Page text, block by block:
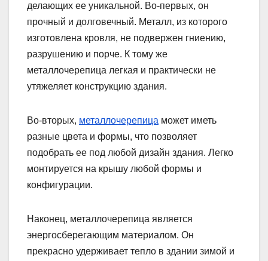
делающих ее уникальной. Во-первых, он
прочный и долговечный. Металл, из которого
изготовлена ​​кровля, не подвержен гниению,
разрушению и порче. К тому же
металлочерепица легкая и практически не
утяжеляет конструкцию здания.
Во-вторых, металлочерепица может иметь
разные цвета и формы, что позволяет
подобрать ее под любой дизайн здания. Легко
монтируется на крышу любой формы и
конфигурации.
Наконец, металлочерепица является
энергосберегающим материалом. Он
прекрасно удерживает тепло в здании зимой и